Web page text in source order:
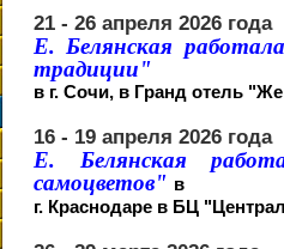
21 - 26 апреля 2026 года
Е. Белянская
традиции"
в г. Сочи, в Гранд отель
16 - 19 апреля 2026 года
Е. Белянская
самоцветов" в
г. Краснодаре в БЦ